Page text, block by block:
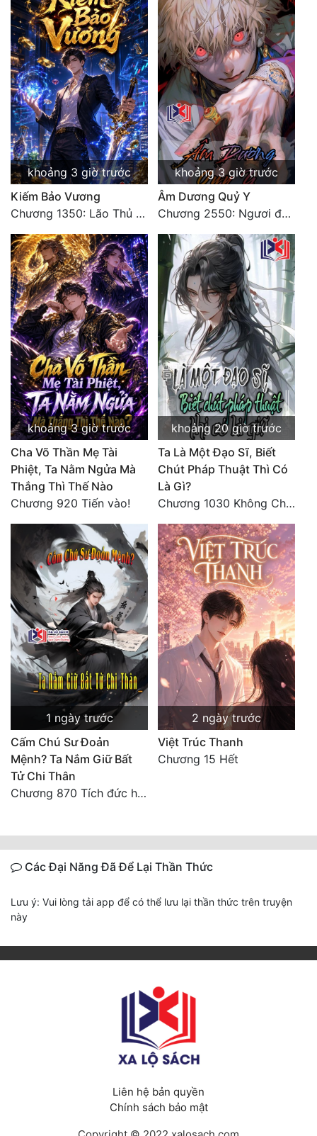
khoảng 3 giờ trước
Kiếm Bảo Vương
Chương 1350: Lão Thủ (4/5)
khoảng 3 giờ trước
Âm Dương Quỷ Y
Chương 2550: Ngươi đoán xem
khoảng 3 giờ trước
Cha Võ Thần Mẹ Tài
Phiệt, Ta Nằm Ngửa Mà
Thắng Thì Thế Nào
Chương 920 Tiến vào!
khoảng 20 giờ trước
Ta Là Một Đạo Sĩ, Biết
Chút Pháp Thuật Thì Có
Là Gì?
Chương 1030 Không Chi Hoàng Nguyên Đại Hư
1 ngày trước
Cấm Chú Sư Đoản
Mệnh? Ta Nắm Giữ Bất
Tử Chi Thân
Chương 870 Tích đức hành thiện
2 ngày trước
Việt Trúc Thanh
Chương 15 Hết
Các Đại Năng Đã Để Lại Thần Thức
Lưu ý: Vui lòng tải app để có thể lưu lại thần thức trên truyện
này
Liên hệ bản quyền
Chính sách bảo mật